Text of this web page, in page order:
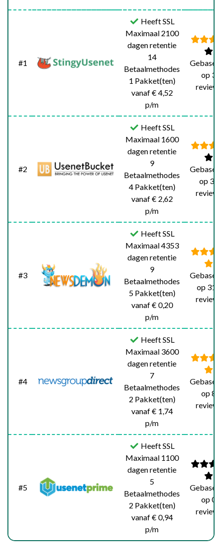
#1
Heeft SSL
Maximaal 2100
dagen retentie
14
Betaalmethodes
1 Pakket(ten)
vanaf € 4,52
p/m
op 3
reviews
#2
Heeft SSL
Maximaal 1600
dagen retentie
9
Betaalmethodes
4 Pakket(ten)
vanaf € 2,62
p/m
op 30
reviews
#3
Heeft SSL
Maximaal 4353
dagen retentie
9
Betaalmethodes
5 Pakket(ten)
vanaf € 0,20
p/m
op 311
reviews
#4
Heeft SSL
Maximaal 3600
dagen retentie
7
Betaalmethodes
2 Pakket(ten)
vanaf € 1,74
p/m
op 8
reviews
#5
Heeft SSL
Maximaal 1100
dagen retentie
5
Betaalmethodes
2 Pakket(ten)
vanaf € 0,94
p/m
op 0
reviews